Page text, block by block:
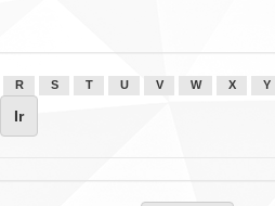
R S T U V W X Y